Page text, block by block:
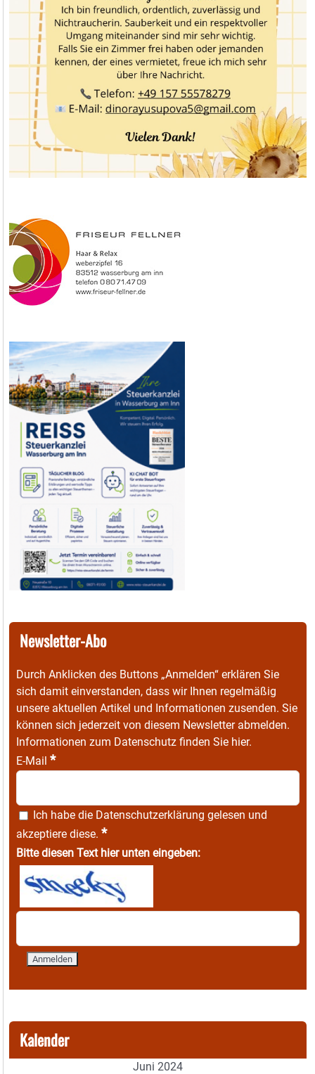
Newsletter-Abo
Durch Anklicken des Buttons „Anmelden“ erklären Sie
sich damit einverstanden, dass wir Ihnen regelmäßig
unsere aktuellen Artikel und Informationen zusenden. Sie
können sich jederzeit von diesem Newsletter abmelden.
Informationen zum Datenschutz finden Sie hier.
E-Mail *
Ich habe die Datenschutzerklärung gelesen und
akzeptiere diese. *
Bitte diesen Text hier unten eingeben:
Kalender
Juni 2024